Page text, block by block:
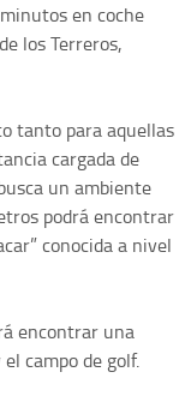
en coche
los Terreros,
tanto para aquellas
cargada de
un ambiente
podrá encontrar
conocida a nivel
encontrar una
campo de golf.